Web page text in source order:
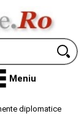
Meniu
diplomatice